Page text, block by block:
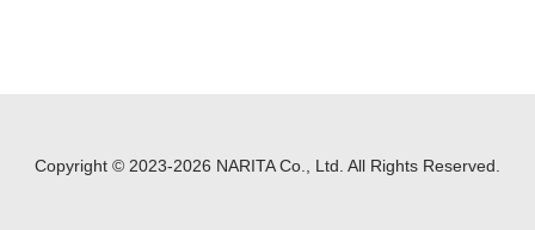
Copyright © 2023-2026 NARITA Co., Ltd. All Rights Reserved.